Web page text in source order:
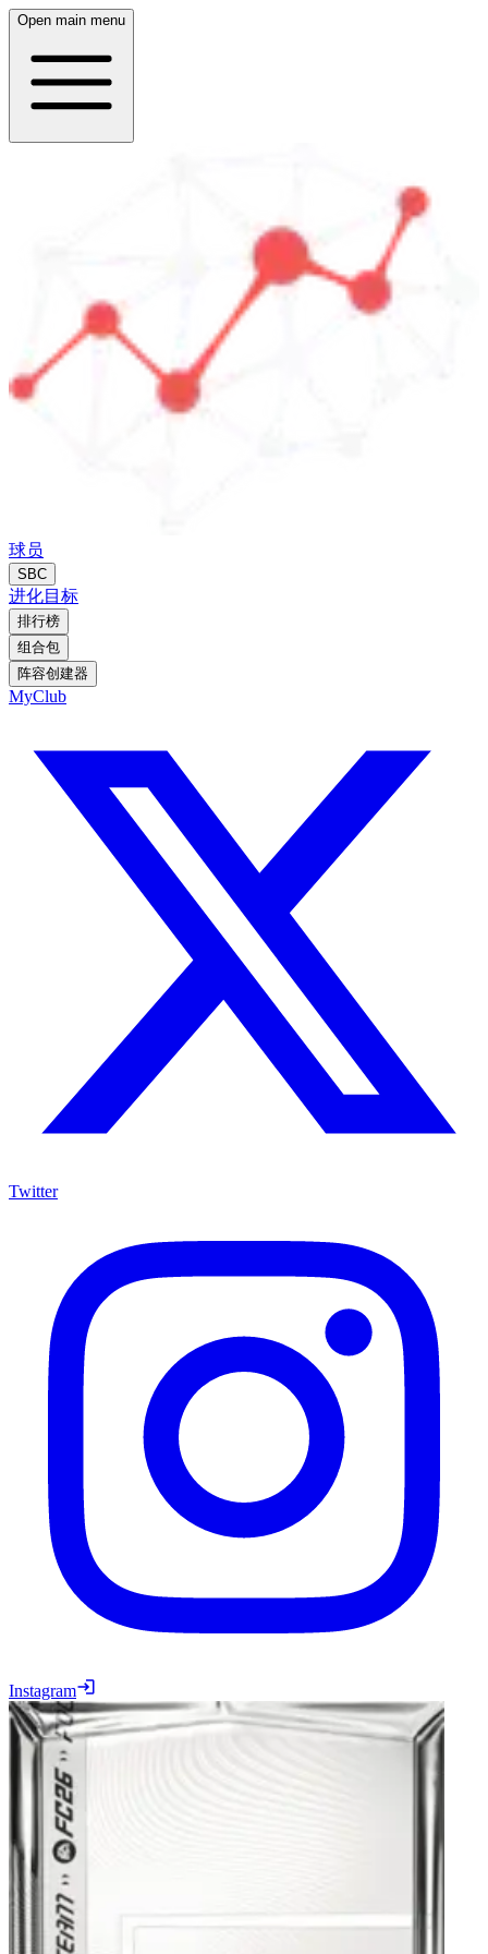
Open main menu
球员
SBC
进化目标
排行榜
组合包
阵容创建器
MyClub
Twitter
Instagram